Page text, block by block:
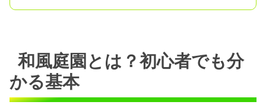
和風庭園とは？初心者でも分
かる基本